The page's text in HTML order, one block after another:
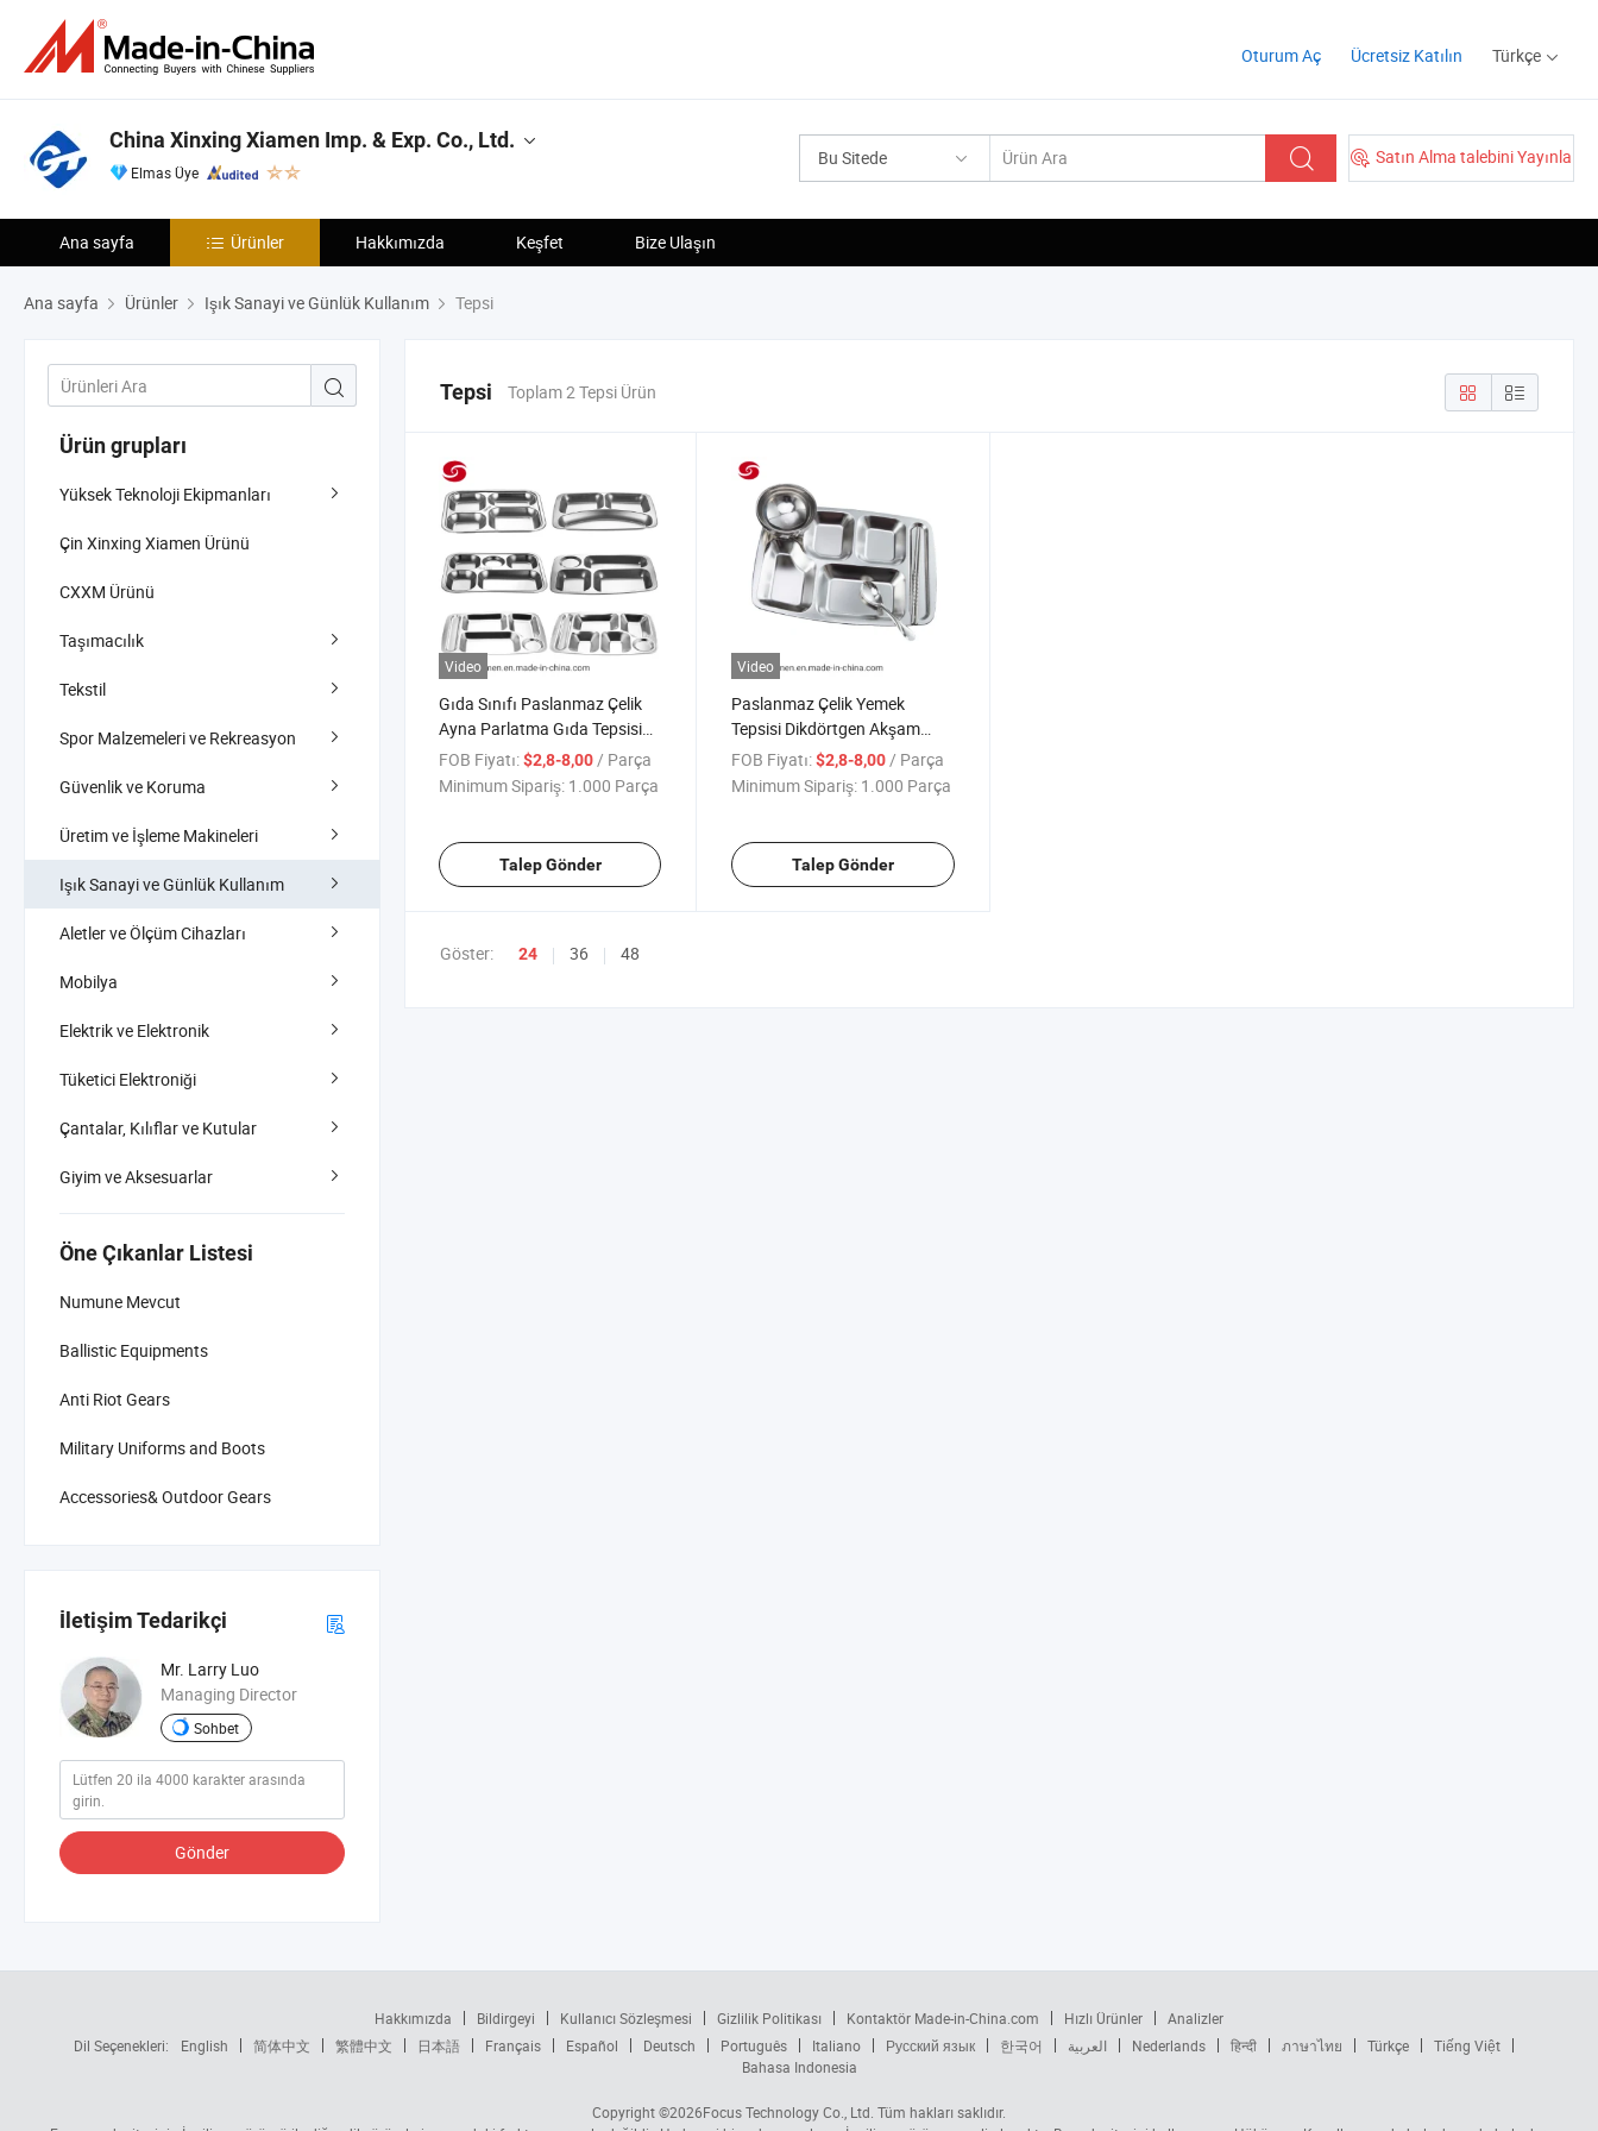
Oturum Aç Ücretsiz Katılın Türkçe
Bu Sitede Satın Alma talebini Yayınla
China Xinxing Xiamen Imp. & Exp. Co., Ltd.
Elmas Üye
Ana sayfa Ürünler Hakkımızda Keşfet Bize Ulaşın
Ana sayfa Ürünler Işık Sanayi ve Günlük Kullanım Tepsi
Ürün grupları
Yüksek Teknoloji Ekipmanları
Çin Xinxing Xiamen Ürünü
CXXM Ürünü
Taşımacılık
Tekstil
Spor Malzemeleri ve Rekreasyon
Güvenlik ve Koruma
Üretim ve İşleme Makineleri
Işık Sanayi ve Günlük Kullanım
Aletler ve Ölçüm Cihazları
Mobilya
Elektrik ve Elektronik
Tüketici Elektroniği
Çantalar, Kılıflar ve Kutular
Giyim ve Aksesuarlar
Öne Çıkanlar Listesi
Numune Mevcut
Ballistic Equipments
Anti Riot Gears
Military Uniforms and Boots
Accessories& Outdoor Gears
İletişim Tedarikçi
Mr. Larry Luo
Managing Director
Sohbet
Gönder
Tepsi Toplam 2 Tepsi Ürün
Video
Gıda Sınıfı Paslanmaz Çelik
Ayna Parlatma Gıda Tepsisi
Büfe Tabağı
FOB Fiyatı:$2,8-8,00/ Parça
Minimum Sipariş: 1.000 Parça
Talep Gönder
Video
Paslanmaz Çelik Yemek
Tepsisi Dikdörtgen Akşam
Yemeği Tabağı veya
Atıştırmalık Servis Tepsisi
FOB Fiyatı: $2,8-8,00/ Parça
Minimum Sipariş: 1.000 Parça
Talep Gönder
Göster: 24 36 48
Hakkımızda Bildirgeyi Kullanıcı Sözleşmesi Gizlilik Politikası Kontaktör Made-in-China.com Hızlı Ürünler
Analizler
Dil Seçenekleri:
English 简体中文 繁體中文 日本語 Français Español Deutsch Português Italiano Русский язык 한국어 العربية Nederlands हिन्दी ภาษาไทย Türkçe
Tiếng Việt
Bahasa Indonesia
Copyright ©2026Focus Technology Co., Ltd. Tüm hakları saklıdır.